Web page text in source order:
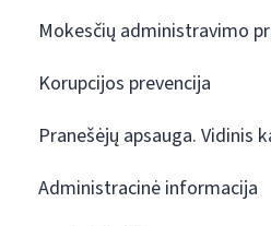
Mokesčių administravimo
Korupcijos prevencija
Pranešėjų apsauga. Vidinis
Administracinė informacija